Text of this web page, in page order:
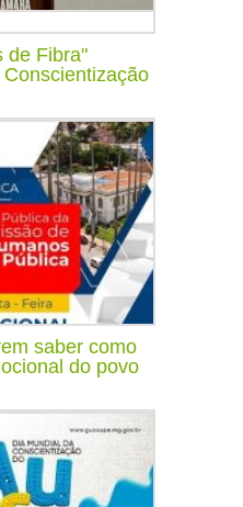
de Fibra"
saber como
do povo